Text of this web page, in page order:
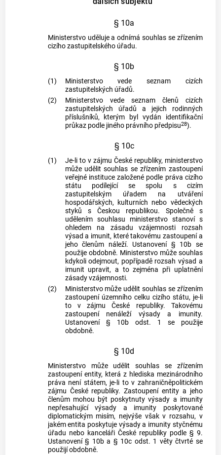
§ 10a
Ministerstvo uděluje a odnímá souhlas se zřízením
cizího zastupitelského úřadu.
§ 10b
(1)
Ministerstvo vede seznam cizích
zastupitelských úřadů.
(2)
Ministerstvo vede seznam členů cizích
zastupitelských úřadů a jejich rodinných
příslušníků, kterým byl vydán identifikační
průkaz podle jiného právního předpisu28).
§ 10c
(1)
Je-li to v zájmu České republiky, ministerstvo
může udělit souhlas se zřízením zastoupení
veřejné instituce založené podle práva cizího
státu podílející se spolu s cizím
zastupitelským úřadem na utváření
hospodářských, kulturních nebo vědeckých
styků s Českou republikou. Společně s
udělením souhlasu ministerstvo stanoví s
ohledem na zásadu vzájemnosti rozsah
výsad a imunit, které takovému zastoupení a
jeho členům náleží. Ustanovení § 10b se
použije obdobně. Ministerstvo může souhlas
kdykoli odejmout, popřípadě rozsah výsad a
imunit upravit, a to zejména při uplatnění
zásady vzájemnosti.
(2)
Ministerstvo může udělit souhlas se zřízením
zastoupení územního celku cizího státu, je-li
to v zájmu České republiky. Takovému
zastoupení nenáleží výsady a imunity.
Ustanovení § 10b odst. 1 se použije
obdobně.
§ 10d
Ministerstvo může udělit souhlas se zřízením
zastoupení entity, která z hlediska mezinárodního
práva není státem, je-li to v zahraničněpolitickém
zájmu České republiky. Zastoupení entity a jeho
členům mohou být poskytnuty výsady a imunity
nepřesahující výsady a imunity poskytované
diplomatickým misím, nejvýše však v rozsahu, v
jakém entita poskytuje výsady a imunity styčnému
úřadu nebo kanceláři České republiky podle § 9.
Ustanovení § 10b a § 10c odst. 1 věty čtvrté se
použijí obdobně.